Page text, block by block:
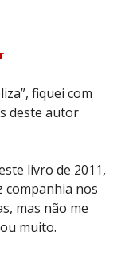
fiquei com
deste autor
livro de 2011,
companhia nos
mas não me
muito.